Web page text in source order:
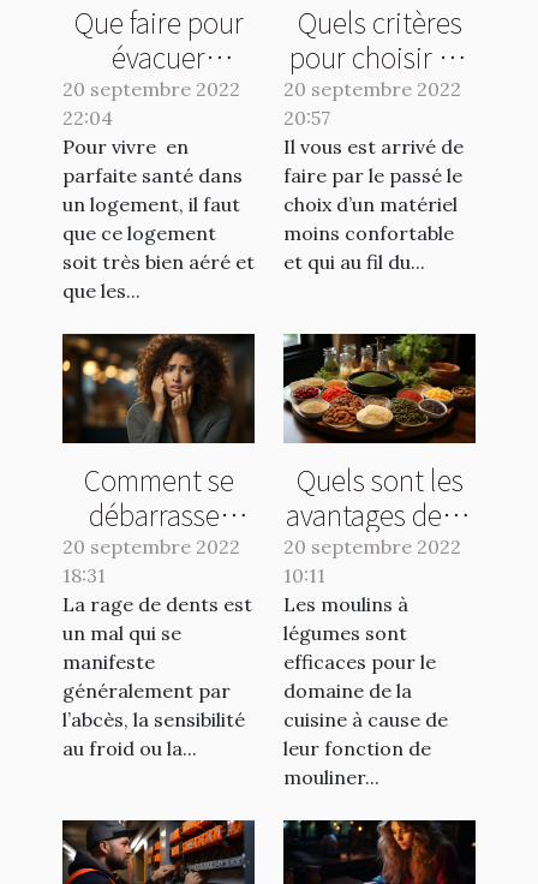
Que faire pour
évacuer
l'humidité de sa
maison ?
20 septembre 2022
22:04
Pour vivre en
parfaite santé dans
un logement, il faut
que ce logement
soit très bien aéré et
que les...
Quels critères
pour choisir un
bon matelas ?
20 septembre 2022
20:57
Il vous est arrivé de
faire par le passé le
choix d’un matériel
moins confortable
et qui au fil du...
Comment se
débarrasser
d'une rage de
20 septembre 2022
18:31
La rage de dents est
un mal qui se
manifeste
généralement par
l’abcès, la sensibilité
au froid ou la...
Quels sont les
avantages de se
servir d’un bon
légumes ?
20 septembre 2022
10:11
Les moulins à
légumes sont
efficaces pour le
domaine de la
cuisine à cause de
leur fonction de
mouliner...